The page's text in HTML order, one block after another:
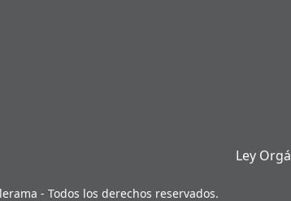
Ley
- Todos los derechos reservados.